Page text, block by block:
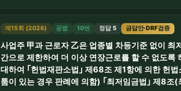
제15회 (2026) 공법 10번 정답 5 금답안·DRF검증
사업주 甲과 근로자 乙은 업종별 차등기준 없이
간으로 제한하여 더 이상 연장근로를 할 수 없도
대하여 ｢헌법재판소법｣ 제68조 제1항에 의한 헌
툼이 있는 경우 판례에 의함) ｢최저임금법｣ 제8